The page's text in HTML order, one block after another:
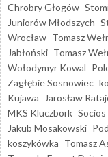
Chrobry Głogów
Juniorów Młodszych
Wrocław Tomasz
Jabłoński Tomasz
Wołodymyr Kowal
Zagłębie Sosnowiec
Kujawa
Jarosław
MKS Kluczbork
Jakub Mosakowski
koszykówka Tomasz